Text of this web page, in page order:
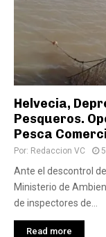
Helvecia,
Pesqueros.
Pesca
Por: Redaccion VC
Ante el descontrol
Ministerio de
de inspectores de...
Read more